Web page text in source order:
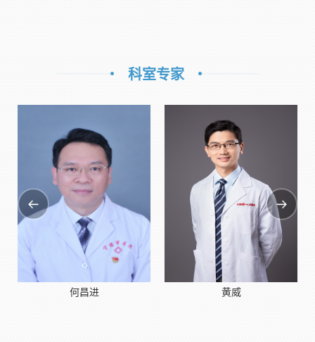
科室专家
何昌进 黄威